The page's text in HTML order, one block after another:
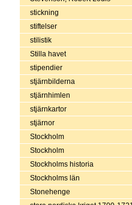
stickning
stiftelser
stilistik
Stilla havet
stipendier
stjärnbilderna
stjärnhimlen
stjärnkartor
stjärnor
Stockholm
Stockholm
Stockholms historia
Stockholms län
Stonehenge